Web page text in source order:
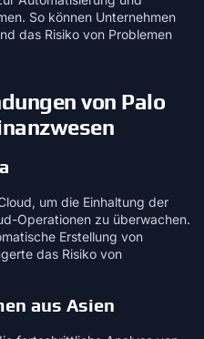
So können Unternehmen
das Risiko von Problemen
von Palo
um die Einhaltung der
Operationen zu überwachen.
Erstellung von
das Risiko von
aus Asien